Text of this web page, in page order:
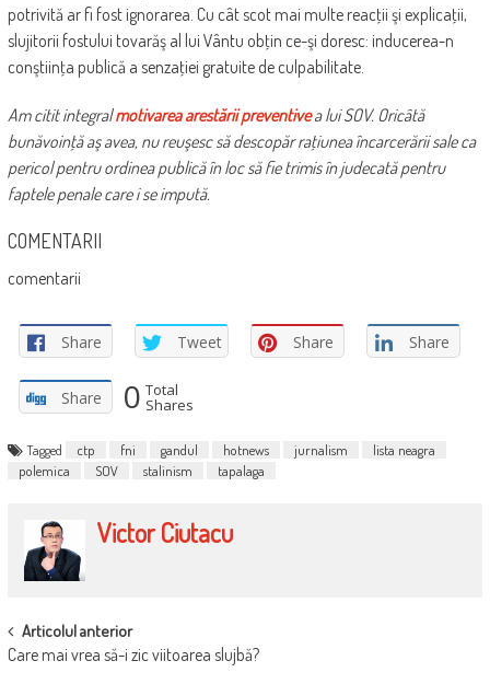
potrivită ar fi fost ignorarea. Cu cât scot mai multe reacţii şi explicaţii,
slujitorii fostului tovarăş al lui Vântu obţin ce-şi doresc: inducerea-n
conştiinţa publică a senzaţiei gratuite de culpabilitate.
Am citit integralmotivarea arestării preventivea lui SOV. Oricâtă
bunăvoinţă aş avea, nu reuşesc să descopăr raţiunea încarcerării sale ca
pericol pentru ordinea publică în loc să fie trimis în judecată pentru
faptele penale care i se impută.
COMENTARII
comentarii
Share Tweet Share Share
Share 0 Total
Shares
Tagged ctp fni gandul hotnews jurnalism
lista neagra
polemica
SOV stalinism tapalaga
Victor Ciutacu
POST
NAVIGATION
Articolul anterior
Care mai vrea să-i zic viitoarea slujbă?